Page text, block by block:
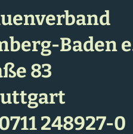
Baden
83
248927-0